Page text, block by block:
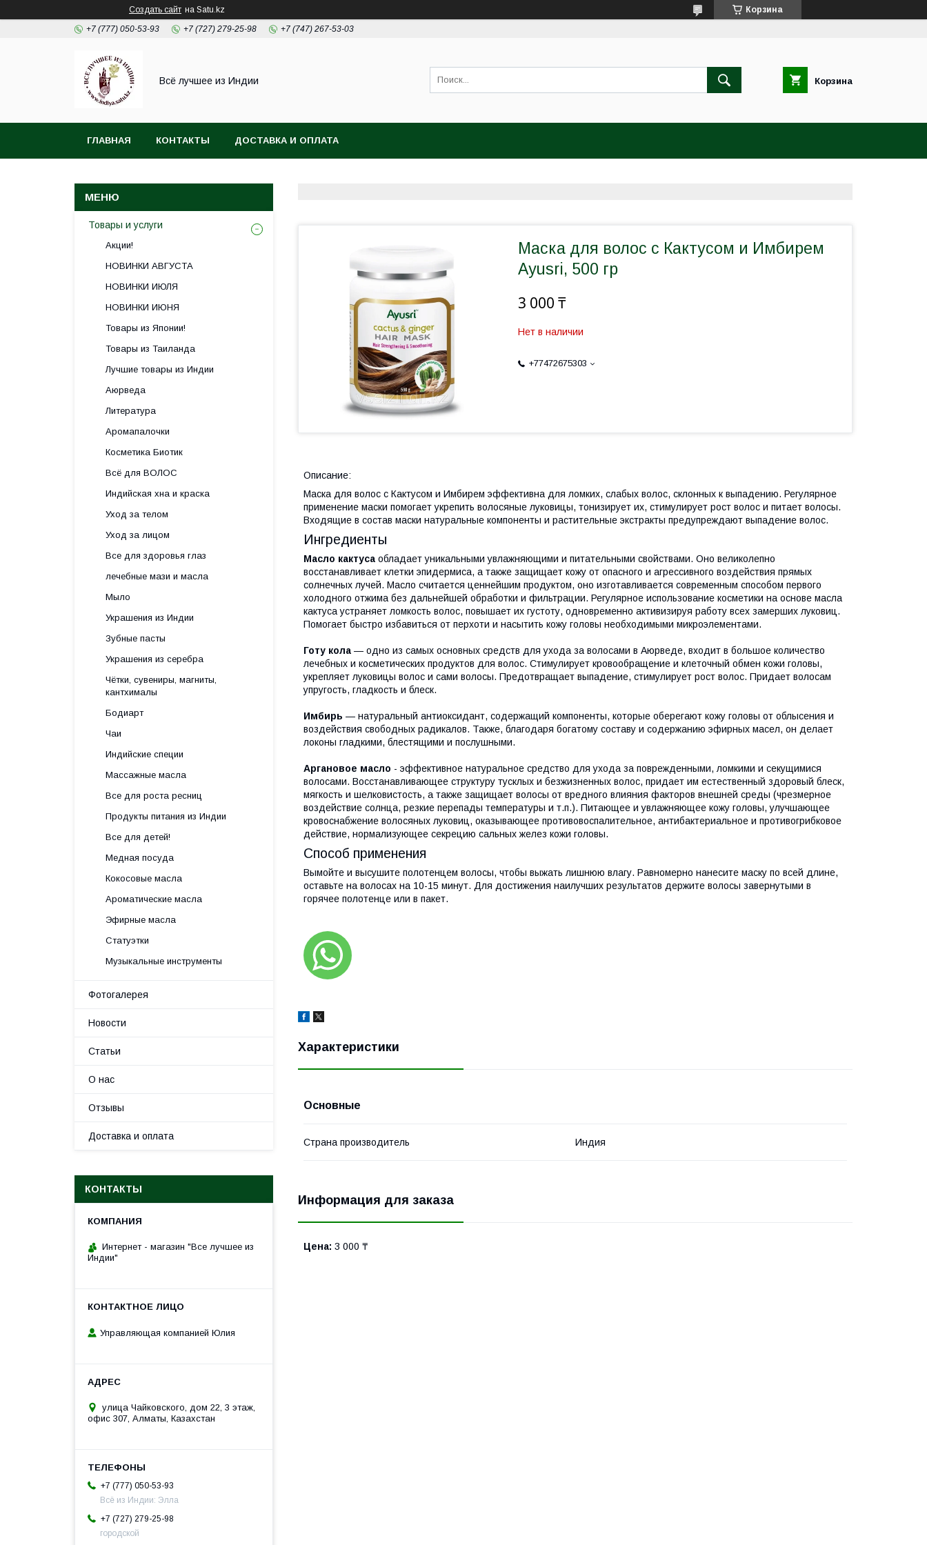
Создать сайт на Satu.kz Корзина
+7 (777) 050-53-93 +7 (727) 279-25-98 +7 (747) 267-53-03
Всё лучшее из Индии Корзина
ГЛАВНАЯ КОНТАКТЫ ДОСТАВКА И ОПЛАТА
Маска для волос с Кактусом и Имбирем
Ayusri, 500 гр
3 000 ₸
Нет в наличии
+77472675303
Описание:
Маска для волос с Кактусом и Имбирем эффективна для ломких, слабых волос, склонных к выпадению. Регулярное
применение маски помогает укрепить волосяные луковицы, тонизирует их, стимулирует рост волос и питает волосы.
Входящие в состав маски натуральные компоненты и растительные экстракты предупреждают выпадение волос.
Ингредиенты
Масло кактуса обладает уникальными увлажняющими и питательными свойствами. Оно великолепно
восстанавливает клетки эпидермиса, а также защищает кожу от опасного и агрессивного воздействия прямых
солнечных лучей. Масло считается ценнейшим продуктом, оно изготавливается современным способом первого
холодного отжима без дальнейшей обработки и фильтрации. Регулярное использование косметики на основе масла
кактуса устраняет ломкость волос, повышает их густоту, одновременно активизируя работу всех замерших луковиц.
Помогает быстро избавиться от перхоти и насытить кожу головы необходимыми микроэлементами.
Готу кола — одно из самых основных средств для ухода за волосами в Аюрведе, входит в большое количество
лечебных и косметических продуктов для волос. Стимулирует кровообращение и клеточный обмен кожи головы,
укрепляет луковицы волос и сами волосы. Предотвращает выпадение, стимулирует рост волос. Придает волосам
упругость, гладкость и блеск.
Имбирь — натуральный антиоксидант, содержащий компоненты, которые оберегают кожу головы от облысения и
воздействия свободных радикалов. Также, благодаря богатому составу и содержанию эфирных масел, он делает
локоны гладкими, блестящими и послушными.
Аргановое масло - эффективное натуральное средство для ухода за поврежденными, ломкими и секущимися
волосами. Восстанавливающее структуру тусклых и безжизненных волос, придает им естественный здоровый блеск,
мягкость и шелковистость, а также защищает волосы от вредного влияния факторов внешней среды (чрезмерное
воздействие солнца, резкие перепады температуры и т.п.). Питающее и увлажняющее кожу головы, улучшающее
кровоснабжение волосяных луковиц, оказывающее противовоспалительное, антибактериальное и противогрибковое
действие, нормализующее секрецию сальных желез кожи головы.
Способ применения
Вымойте и высушите полотенцем волосы, чтобы выжать лишнюю влагу. Равномерно нанесите маску по всей длине,
оставьте на волосах на 10-15 минут. Для достижения наилучших результатов держите волосы завернутыми в
горячее полотенце или в пакет.
Характеристики
Основные
Страна производитель Индия
Информация для заказа
Цена: 3 000 ₸
Товары и услуги
Акции!
НОВИНКИ АВГУСТА
НОВИНКИ ИЮЛЯ
НОВИНКИ ИЮНЯ
Товары из Японии!
Товары из Таиланда
Лучшие товары из Индии
Аюрведа
Литература
Аромапалочки
Косметика Биотик
Всё для ВОЛОС
Индийская хна и краска
Уход за телом
Уход за лицом
Все для здоровья глаз
лечебные мази и масла
Мыло
Украшения из Индии
Зубные пасты
Украшения из серебра
Чётки, сувениры, магниты,
кантхималы
Бодиарт
Чаи
Индийские специи
Массажные масла
Все для роста ресниц
Продукты питания из Индии
Все для детей!
Медная посуда
Кокосовые масла
Ароматические масла
Эфирные масла
Статуэтки
Музыкальные инструменты
Фотогалерея
Новости
Статьи
О нас
Отзывы
Доставка и оплата
КОНТАКТЫ
Интернет - магазин "Все лучшее из
Индии"
Управляющая компанией Юлия
улица Чайковского, дом 22, 3 этаж,
офис 307, Алматы, Казахстан
+7 (777) 050-53-93
Всё из Индии: Элла
+7 (727) 279-25-98
городской